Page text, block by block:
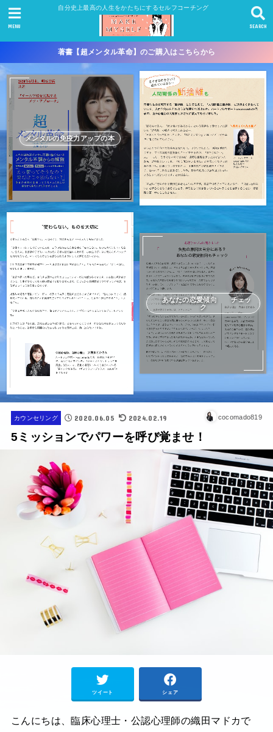
自分史上最高の人生をかたちにするセルフコーチング
SEARCH
MENU
著書【超メンタル革命】のご購入はこちらから
メンタルの免疫力アップの本
あなたの恋愛傾向 チェッ
ク
カウンセリング 2020.06.05 2024.02.19 cocomado819
5ミッションでパワーを呼び覚ませ！
ツイート シェア
こんにちは、臨床心理士・公認心理師の織田マドカで